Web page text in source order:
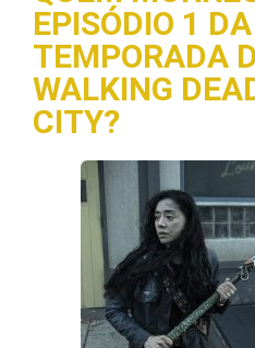
EPISÓDIO 1
TEMPORADA
WALKING
CITY?